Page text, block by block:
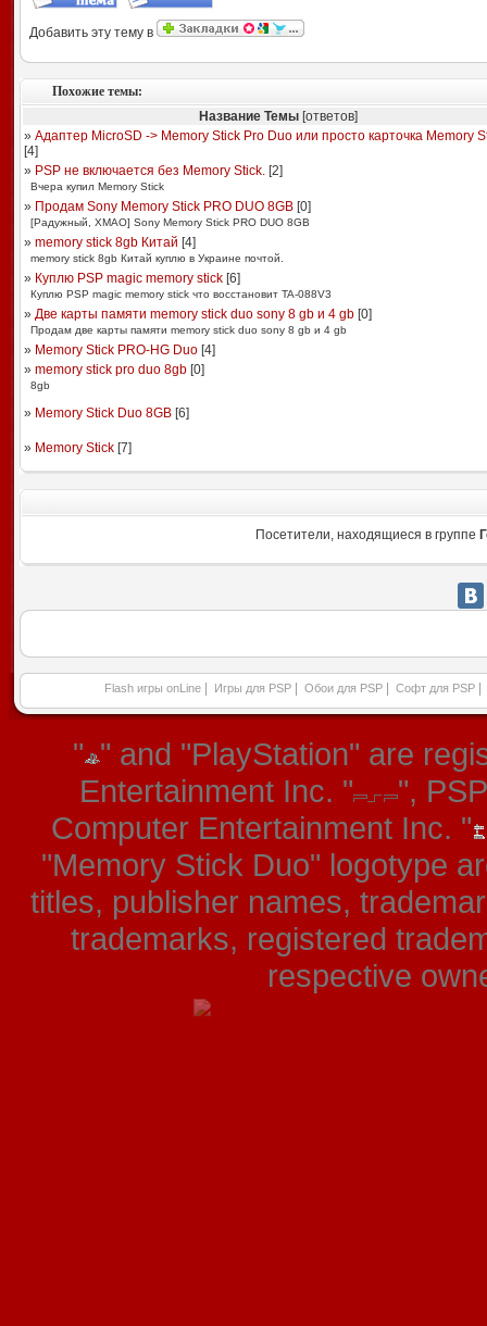
Добавить эту тему в
Похожие темы:
Название Темы[ответов]
» Адаптер MicroSD -> Memory Stick Pro Duo или просто карточка Memory
[4]
» PSP не включается без Memory Stick.[2]
Вчера купил Memory Stick
» Продам Sony Memory Stick PRO DUO 8GB[0]
[Радужный, ХМАО] Sony Memory Stick PRO DUO 8GB
» memory stick 8gb Китай [4]
memory stick 8gb Китай куплю в Украине почтой.
» Куплю PSP magic memory stick[6]
Куплю PSP magic memory stick что восстановит TA-088V3
» Две карты памяти memory stick duo sony 8 gb и 4 gb[0]
Продам две карты памяти memory stick duo sony 8 gb и 4 gb
» Memory Stick PRO-HG Duo[4]
» memory stick pro duo 8gb[0]
8gb
» Memory Stick Duo 8GB[6]
» Memory Stick[7]
Посетители, находящиеся в группе
Flash игры onLine Игры для PSP Обои для PSP Софт для PSP
" " and "PlayStation" are
Entertainment Inc. "
",
Computer Entertainment Inc. "
"Memory Stick Duo" logotype
titles, publisher names,
trademarks, registered
respective